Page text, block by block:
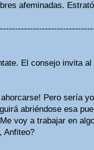
afeminadas.
El consejo invita
Pero sería
abriéndose esa
voy a trabajar en
Anfiteo?